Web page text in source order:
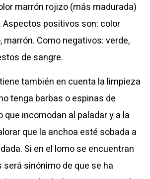
marrón rojizo (más madurada)
Aspectos positivos son: color
marrón. Como negativos: verde,
de sangre.
también en cuenta la limpieza
tenga barbas o espinas de
que incomodan al paladar y a la
que la anchoa esté sobada a
Si en el lomo se encuentran
sinónimo de que se ha